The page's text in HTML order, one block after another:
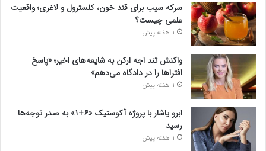
سرکه سیب برای قند خون، کلسترول و لاغری؛ واقعیت
علمی چیست؟
1 هفته پیش
واکنش تند اجه ارکن به شایعه‌های اخیر؛ «پاسخ
افتراها را در دادگاه می‌دهم»
1 هفته پیش
ابرو یاشار با پروژه آکوستیک «۶+۱» به صدر توجه‌ها
رسید
1 هفته پیش